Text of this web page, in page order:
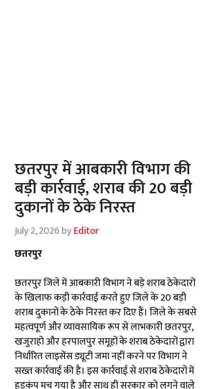
छतरपुर में आबकारी विभाग की
बड़ी कार्रवाई, शराब की 20 बड़ी
दुकानों के ठेके निरस्त
July 2, 2026byEditor
छतरपुर
छतरपुर जिले में आबकारी विभाग ने बड़े शराब ठेकेदारों
के खिलाफ कड़ी कार्रवाई करते हुए जिले के 20 बड़ी
शराब दुकानों के ठेके निरस्त कर दिए हैं। जिले के सबसे
महत्वपूर्ण और व्यावसायिक रूप से लाभकारी छतरपुर,
खजुराहो और हरपालपुर समूहों के शराब ठेकेदारों द्वारा
निर्धारित लाइसेंस ड्यूटी जमा नहीं करने पर विभाग ने
सख्त कार्रवाई की है। इस कार्रवाई से शराब ठेकेदारों में